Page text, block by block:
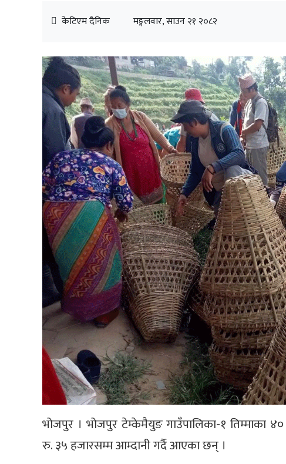
केटिएम दैनिक मङ्गलवार, साउन २१ २०८२
भोजपुर । भोजपुर टेम्केमैयुङ गाउँपालिका-१ तिम्माका ४०
रु. ३५ हजारसम्म आम्दानी गर्दै आएका छन् ।